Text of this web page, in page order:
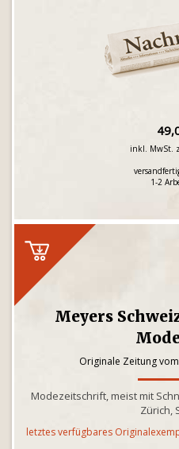
inkl. MwSt.
1-2
Meyers
Originale Zeitung
Modezeitschrift, meist mit
Zürich,
letztes verfügbares